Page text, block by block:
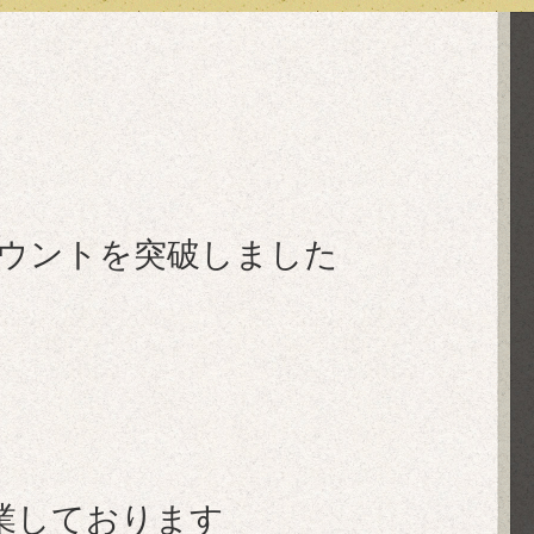
ントを突破しました
しております